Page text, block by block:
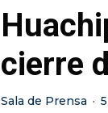
cierre
Sala de Prensa ·